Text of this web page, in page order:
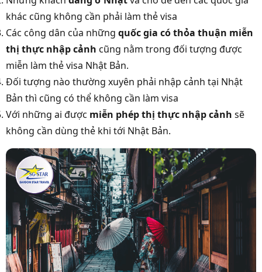
khác cũng không cần phải làm thẻ visa
Các công dân của những quốc gia có thỏa thuận miễn
thị thực nhập cảnh cũng nằm trong đối tượng được
miễn làm thẻ visa Nhật Bản.
Đối tượng nào thường xuyên phải nhập cảnh tại Nhật
Bản thì cũng có thể không cần làm visa
Với những ai được miễn phép thị thực nhập cảnh sẽ
không cần dùng thẻ khi tới Nhật Bản.